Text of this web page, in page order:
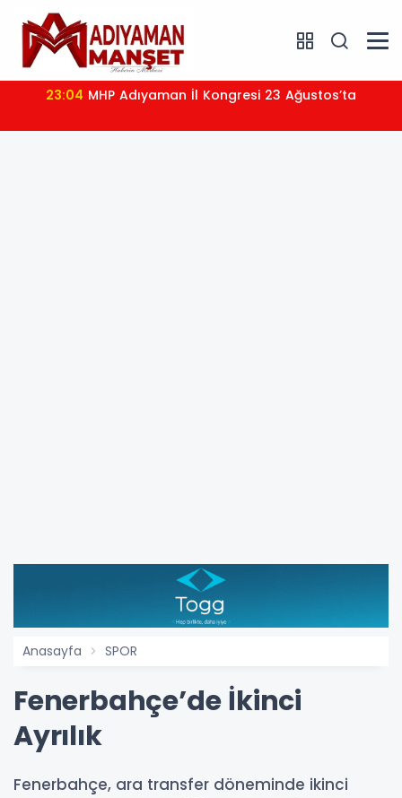
23:04 MHP Adıyaman İl Kongresi 23 Ağustos’ta
Anasayfa SPOR
Fenerbahçe’de İkinci
Ayrılık
Fenerbahçe, ara transfer döneminde ikinci